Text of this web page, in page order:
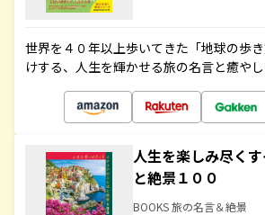
世界を４０年以上歩いてきた「地球の歩
けする、人生を輝かせる旅の名言と癒や
人生を楽しみ尽く
と絶景１００
BOOKS 旅の名言＆絶景